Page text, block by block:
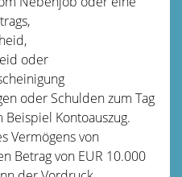
oder
oder Schulden zum Tag
Kontoauszug.
Vermögens von
Betrag von EUR 10.000